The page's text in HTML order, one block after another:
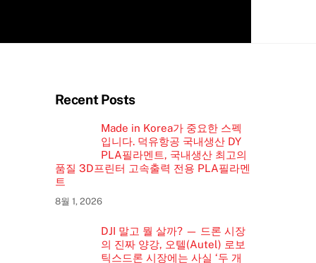
Recent Posts
Made in Korea가 중요한 스펙
입니다. 덕유항공 국내생산 DY
PLA필라멘트, 국내생산 최고의
품질 3D프린터 고속출력 전용 PLA필라멘
트
8월 1, 2026
DJI 말고 뭘 살까? — 드론 시장
의 진짜 양강, 오텔(Autel) 로보
틱스드론 시장에는 사실 ‘두 개